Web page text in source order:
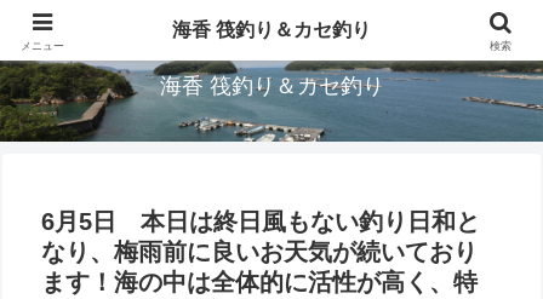
三重県鳥羽市/浦村(うらむら)筏釣り＆カセ釣り海香です。
海香 筏釣り＆カセ釣り
6月5日 本日は終日風もない釣り日和と
なり、梅雨前に良いお天気が続いており
ます！海の中は全体的に活性が高く、特
メニュー
海香 筏釣り＆カセ釣り
検索